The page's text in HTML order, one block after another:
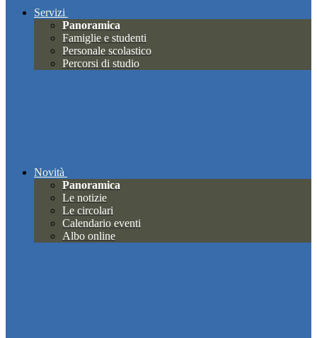
Servizi
Panoramica
Famiglie e studenti
Personale scolastico
Percorsi di studio
Novità
Panoramica
Le notizie
Le circolari
Calendario eventi
Albo online